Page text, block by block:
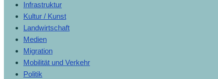
Infrastruktur
Kultur / Kunst
Landwirtschaft
Medien
Migration
Mobilität und Verkehr
Politik